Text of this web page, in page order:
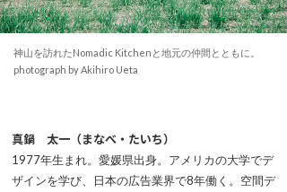
神山を訪れたNomadic Kitchenと地元の仲間とともに。
photograph by Akihiro Ueta
真鍋 太一（まなべ・たいち）
1977年生まれ。愛媛県出身。アメリカの大学でデ
ザインを学び、日本の広告業界で8年働く。空間デ